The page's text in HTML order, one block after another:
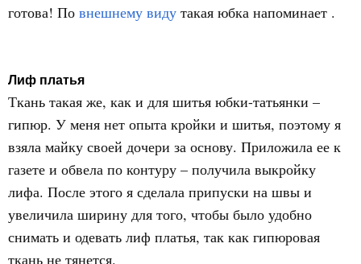
готова! По внешнему виду такая юбка напоминает .
Лиф платья
Ткань такая же, как и для шитья юбки-татьянки –
гипюр. У меня нет опыта кройки и шитья, поэтому я
взяла майку своей дочери за основу. Приложила ее к
газете и обвела по контуру – получила выкройку
лифа. После этого я сделала припуски на швы и
увеличила ширину для того, чтобы было удобно
снимать и одевать лиф платья, так как гипюровая
ткань не тянется.